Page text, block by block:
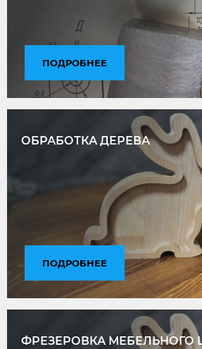
ПОДРОБНЕЕ
ОБРАБОТКА ДЕРЕВА
ПОДРОБНЕЕ
ФРЕЗЕРОВКА МЕБЕЛЬНОГО